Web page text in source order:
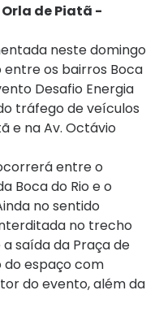
de Piatã -
neste domingo
os bairros Boca
Desafio Energia
tráfego de veículos
e na Av. Octávio
entre o
Boca do Rio e o
no sentido
no trecho
saída da Praça de
espaço com
do evento, além da